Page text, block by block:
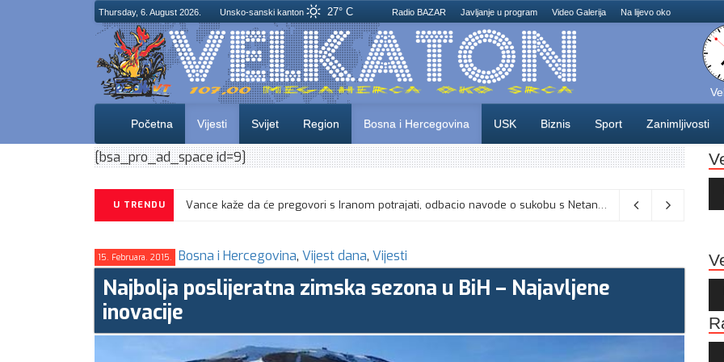
Thursday, 6. August 2026. Unsko-sanski kanton 27° C Radio BAZAR Javljanje u program Video Galerija Na lijevo oko
Početna Vijesti Svijet Region Bosna i Hercegovina USK Biznis Sport Zanimljivosti
[bsa_pro_ad_space id=9]
U TRENDU Vance kaže da će pregovori s Iranom potrajati, odbacio navode o sukobu s Netanyahuom 06/08/2026
15. Februara. 2015. Bosna i Hercegovina, Vijest dana, Vijesti
Najbolja poslijeratna zimska sezona u BiH – Najavljene
inovacije